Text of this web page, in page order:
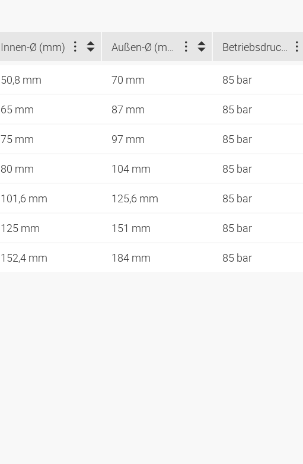
Innen-Ø (mm)
50,8 mm 70 mm 85 bar
65 mm 87 mm 85 bar
75 mm 97 mm 85 bar
80 mm 104 mm 85 bar
101,6 mm 125,6 mm 85 bar
125 mm 151 mm 85 bar
152,4 mm 184 mm 85 bar